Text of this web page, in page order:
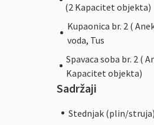
(2 Kapacitet objekta)
Kupaonica br. 2 (
voda, Tus
Spavaca soba br. 2 (
Kapacitet objekta)
Sadržaji
Stednjak (plin/struja)